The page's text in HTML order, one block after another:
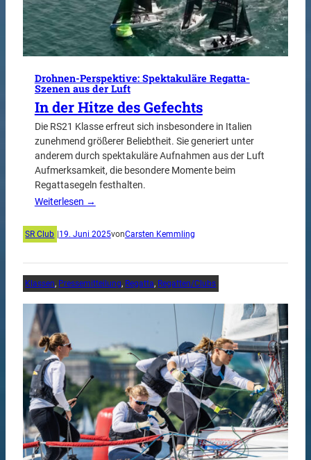
Drohnen-Perspektive: Spektakuläre Regatta-
Szenen aus der Luft
In der Hitze des Gefechts
Die RS21 Klasse erfreut sich insbesondere in Italien
zunehmend größerer Beliebtheit. Sie generiert unter
anderem durch spektakuläre Aufnahmen aus der Luft
Aufmerksamkeit, die besondere Momente beim
Regattasegeln festhalten.
Weiterlesen →
SR Club 19. Juni 2025vonCarsten Kemmling
Klassen, Pressemitteilung, Regatta, Regatten/Clubs